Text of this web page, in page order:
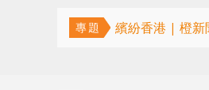
專題 繽紛香港 | 橙新